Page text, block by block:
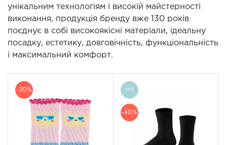
унікальним технологіям і високій майстерності
виконання, продукція бренду вже 130 років
поєднує в собі високоякісні матеріали, ідеальну
посадку, естетику, довговічність, функціональність
і максимальний комфорт.
-30% HIT
-40%